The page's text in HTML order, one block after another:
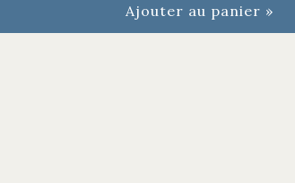
Ajouter au panier »